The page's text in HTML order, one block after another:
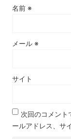
名前 ※
メール ※
サイト
次回のコメント
ールアドレス、サ